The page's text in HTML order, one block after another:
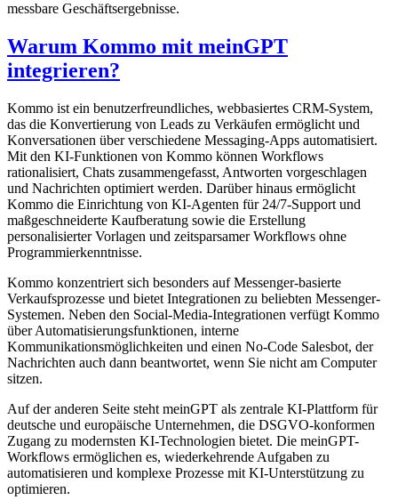
messbare Geschäftsergebnisse.
Warum Kommo mit meinGPT
integrieren?
Kommo ist ein benutzerfreundliches, webbasiertes CRM-System,
das die Konvertierung von Leads zu Verkäufen ermöglicht und
Konversationen über verschiedene Messaging-Apps automatisiert.
Mit den KI-Funktionen von Kommo können Workflows
rationalisiert, Chats zusammengefasst, Antworten vorgeschlagen
und Nachrichten optimiert werden. Darüber hinaus ermöglicht
Kommo die Einrichtung von KI-Agenten für 24/7-Support und
maßgeschneiderte Kaufberatung sowie die Erstellung
personalisierter Vorlagen und zeitsparsamer Workflows ohne
Programmierkenntnisse.
Kommo konzentriert sich besonders auf Messenger-basierte
Verkaufsprozesse und bietet Integrationen zu beliebten Messenger-
Systemen. Neben den Social-Media-Integrationen verfügt Kommo
über Automatisierungsfunktionen, interne
Kommunikationsmöglichkeiten und einen No-Code Salesbot, der
Nachrichten auch dann beantwortet, wenn Sie nicht am Computer
sitzen.
Auf der anderen Seite steht meinGPT als zentrale KI-Plattform für
deutsche und europäische Unternehmen, die DSGVO-konformen
Zugang zu modernsten KI-Technologien bietet. Die meinGPT-
Workflows ermöglichen es, wiederkehrende Aufgaben zu
automatisieren und komplexe Prozesse mit KI-Unterstützung zu
optimieren.